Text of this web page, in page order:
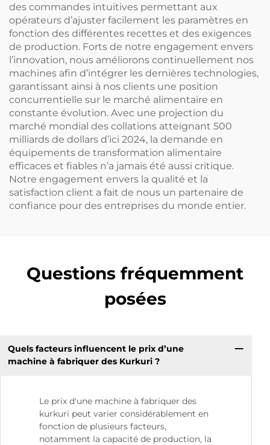
des commandes intuitives permettant aux
opérateurs d’ajuster facilement les paramètres en
fonction des différentes recettes et des exigences
de production. Forts de notre engagement envers
l’innovation, nous améliorons continuellement nos
machines afin d’intégrer les dernières technologies,
garantissant ainsi à nos clients une position
concurrentielle sur le marché alimentaire en
constante évolution. Avec une projection du
marché mondial des collations atteignant 500
milliards de dollars d’ici 2024, la demande en
équipements de transformation alimentaire
efficaces et fiables n’a jamais été aussi critique.
Notre engagement envers la qualité et la
satisfaction client a fait de nous un partenaire de
confiance pour des entreprises du monde entier.
Questions fréquemment
posées
Quels facteurs influencent le prix d’une
machine à fabriquer des Kurkuri ?
Le prix d'une machine à fabriquer des
kurkuri peut varier considérablement en
fonction de plusieurs facteurs,
notamment la capacité de production, la